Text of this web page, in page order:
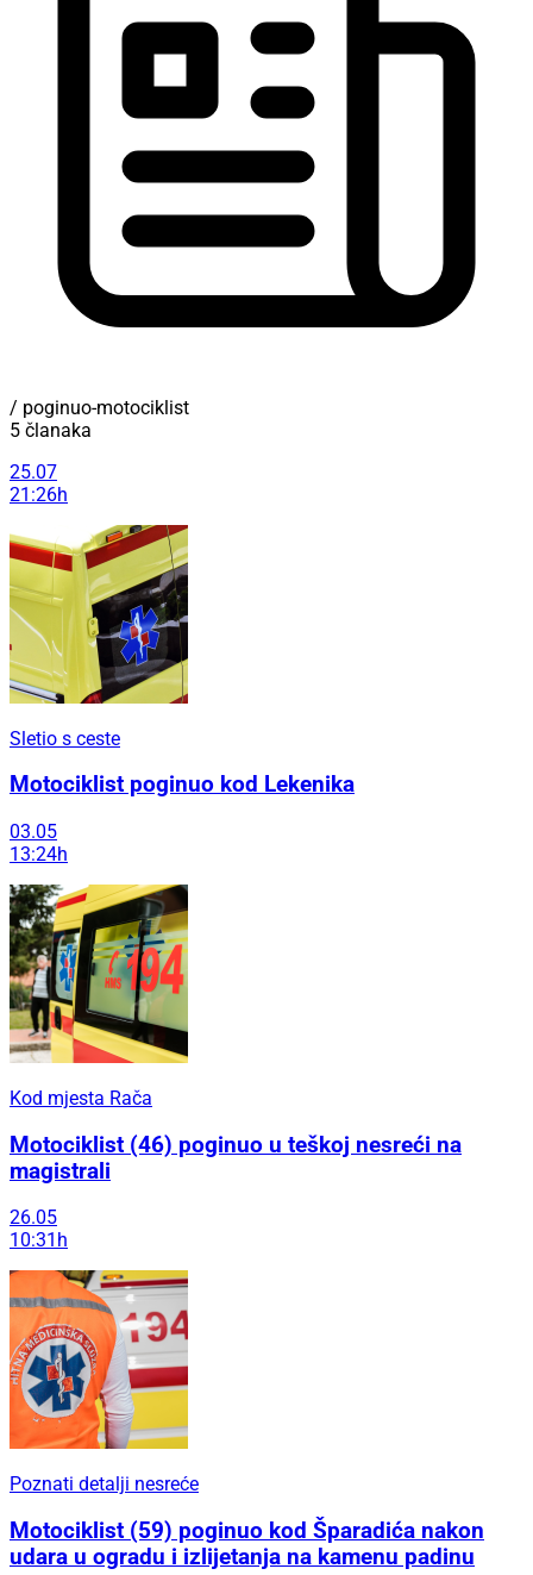
/ poginuo-motociklist
5 članaka
25.07
21:26h
Sletio s ceste
Motociklist poginuo kod Lekenika
03.05
13:24h
Kod mjesta Rača
Motociklist (46) poginuo u teškoj nesreći na
magistrali
26.05
10:31h
Poznati detalji nesreće
Motociklist (59) poginuo kod Šparadića nakon
udara u ogradu i izlijetanja na kamenu padinu